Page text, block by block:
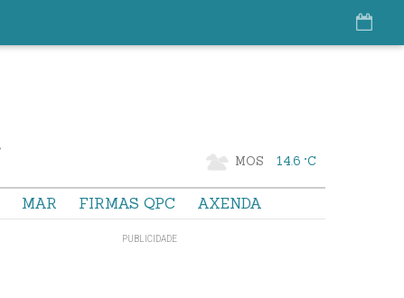
MOS 14.6 °C
MAR FIRMAS QPC AXENDA